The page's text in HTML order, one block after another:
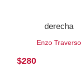
derecha
Enzo Traverso
$280